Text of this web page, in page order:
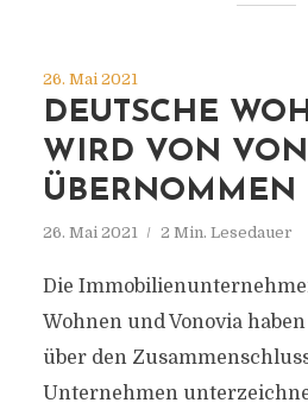
26. Mai 2021
DEUTSCHE
WIRD VON
ÜBERNOMMEN
26. Mai 2021 2 Min. Lesedauer
Die
Wohnen und Vonovia
über den
Unternehmen